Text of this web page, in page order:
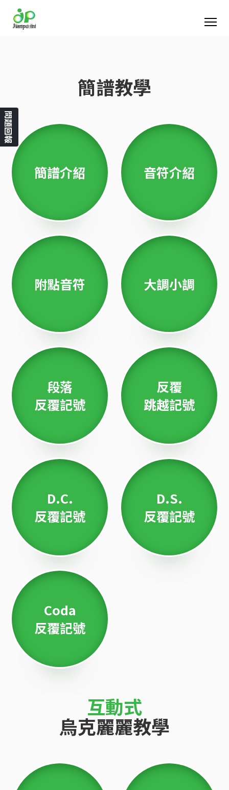
簡譜教學
簡譜介紹 音符介紹
附點音符 大調小調
段落
反覆記號
反覆
跳越記號
D.C.
反覆記號
D.S.
反覆記號
Coda
反覆記號
互動式
烏克麗麗教學
問題回報